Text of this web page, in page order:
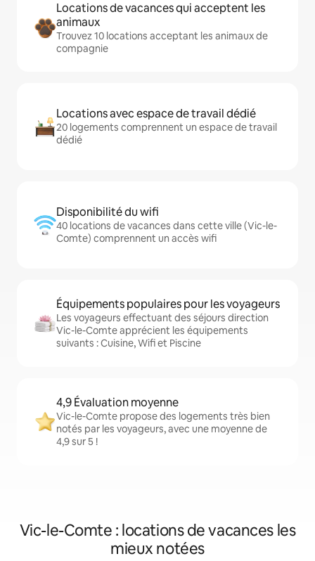
Locations de vacances qui acceptent les
animaux
Trouvez 10 locations acceptant les animaux de
compagnie
Locations avec espace de travail dédié
20 logements comprennent un espace de travail
dédié
Disponibilité du wifi
40 locations de vacances dans cette ville (Vic-le-
Comte) comprennent un accès wifi
Équipements populaires pour les voyageurs
Les voyageurs effectuant des séjours direction
Vic-le-Comte apprécient les équipements
suivants : Cuisine, Wifi et Piscine
4,9 Évaluation moyenne
Vic-le-Comte propose des logements très bien
notés par les voyageurs, avec une moyenne de
4,9 sur 5 !
Vic-le-Comte : locations de vacances les
mieux notées